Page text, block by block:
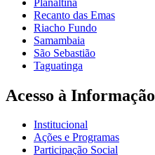
Recanto das Emas
Riacho Fundo
Samambaia
São Sebastião
Taguatinga
Acesso à Informação
Institucional
Ações e Programas
Participação Social